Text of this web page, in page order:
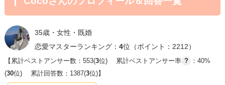
35歳・女性・既婚
恋愛マスターランキング： 4位（ポイント：2212）
【累計ベストアンサー数：553(3位) 累計ベストアンサー率 ?
：40%
(30位) 累計回答数：1387(3位)】